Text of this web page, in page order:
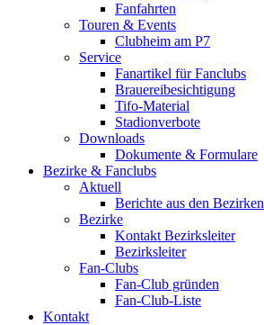
Fanfahrten
Touren & Events
Clubheim am P7
Service
Fanartikel für Fanclubs
Brauereibesichtigung
Tifo-Material
Stadionverbote
Downloads
Dokumente & Formulare
Bezirke & Fanclubs
Aktuell
Berichte aus den Bezirken
Bezirke
Kontakt Bezirksleiter
Bezirksleiter
Fan-Clubs
Fan-Club gründen
Fan-Club-Liste
Kontakt